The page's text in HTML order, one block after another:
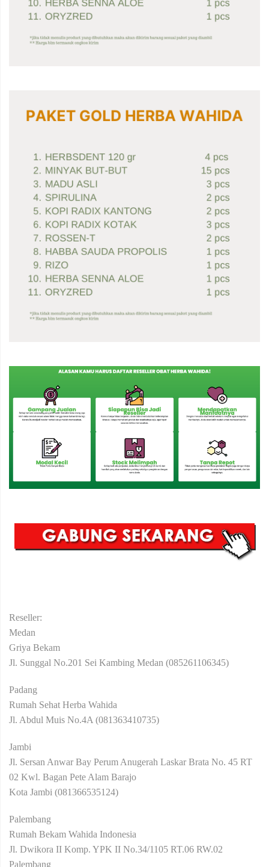
Reseller:
Medan
Griya Bekam
Jl. Sunggal No.201 Sei Kambing Medan (085261106345)
Padang
Rumah Sehat Herba Wahida
Jl. Abdul Muis No.4A (081363410735)
Jambi
Jl. Sersan Anwar Bay Perum Anugerah Laskar Brata No. 45 RT
02 Kwl. Bagan Pete Alam Barajo
Kota Jambi (081366535124)
Palembang
Rumah Bekam Wahida Indonesia
Jl. Dwikora II Komp. YPK II No.34/1105 RT.06 RW.02
Palembang